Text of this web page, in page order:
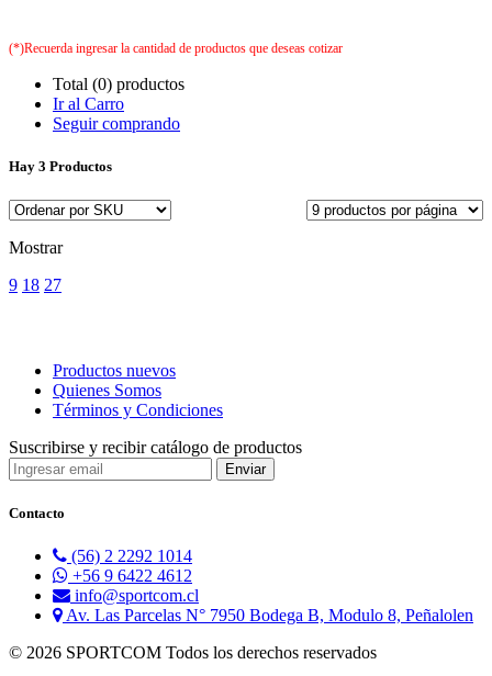
(*)Recuerda ingresar la cantidad de productos que deseas cotizar
Total (0) productos
Ir al Carro
Seguir comprando
Hay 3 Productos
Mostrar
9 18 27
Productos nuevos
Quienes Somos
Términos y Condiciones
Suscribirse y recibir catálogo de productos
Contacto
(56) 2 2292 1014
+56 9 6422 4612
info@sportcom.cl
Av. Las Parcelas N° 7950 Bodega B, Modulo 8, Peñalolen
© 2026 SPORTCOM Todos los derechos reservados